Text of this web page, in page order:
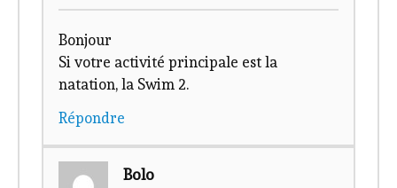
Bonjour
Si votre activité principale est la
natation, la Swim 2.
Répondre
Bolo